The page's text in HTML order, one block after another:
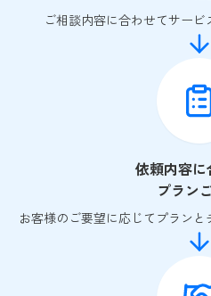
ご相談内容に合わせてサービ
依頼内容に
プラン
お客様のご要望に応じてプランと